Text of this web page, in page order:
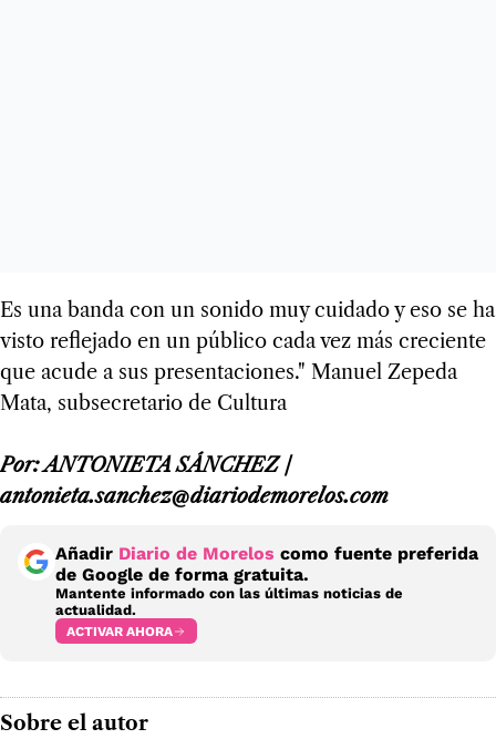
Es una banda con un sonido muy cuidado y eso se ha
visto reflejado en un público cada vez más creciente
que acude a sus presentaciones." Manuel Zepeda
Mata, subsecretario de Cultura
Por: ANTONIETA SÁNCHEZ /
antonieta.sanchez@diariodemorelos.com
Añadir Diario de Morelos como fuente preferida
de Google de forma gratuita.
Mantente informado con las últimas noticias de
actualidad.
ACTIVAR AHORA
Sobre el autor